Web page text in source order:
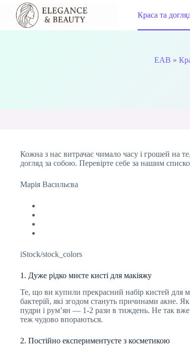
Перейти
вмісту
Краса та
EAB »
Кожна з нас витрачає чимало часу і грошей на
догляд за собою. Перевірте себе за нашим
Марія Васильєва
iStock/stock_colors
1. Дуже рідко миєте кисті для макіяжу
Те, що ви купили прекрасний набір кистей для
бактерій, які згодом стануть причинами акне.
пудри і рум’ян — 1-2 рази в тиждень. Не так
теж чудово впораються.
2. Постійно експериментуєте з косметикою